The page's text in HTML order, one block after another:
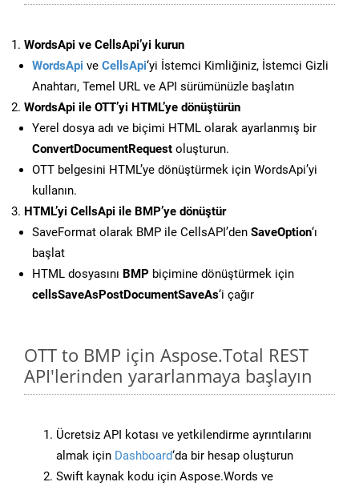
WordsApi ve CellsApi’yi kurun
WordsApi ve CellsApi‘yi İstemci Kimliğiniz, İstemci Gizli
Anahtarı, Temel URL ve API sürümünüzle başlatın
WordsApi ile OTT’yi HTML’ye dönüştürün
Yerel dosya adı ve biçimi HTML olarak ayarlanmış bir
ConvertDocumentRequest oluşturun.
OTT belgesini HTML’ye dönüştürmek için WordsApi’yi
kullanın.
HTML’yi CellsApi ile BMP’ye dönüştür
SaveFormat olarak BMP ile CellsAPI’den SaveOption‘ı
başlat
HTML dosyasını BMP biçimine dönüştürmek için
cellsSaveAsPostDocumentSaveAs‘i çağır
OTT to BMP için Aspose.Total REST
API'lerinden yararlanmaya başlayın
Ücretsiz API kotası ve yetkilendirme ayrıntılarını
almak için Dashboard‘da bir hesap oluşturun
Swift kaynak kodu için Aspose.Words ve